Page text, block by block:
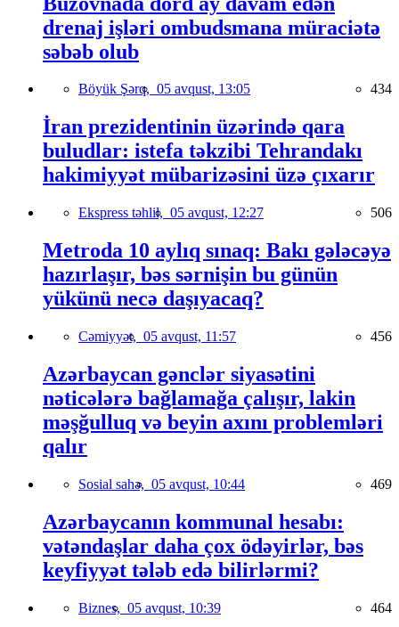
drenaj işləri ombudsmana müraciətə
səbəb olub
Böyük Şərq, 05 avqust, 13:05 434
İran prezidentinin üzərində qara
buludlar: istefa təkzibi Tehrandakı
hakimiyyət mübarizəsini üzə çıxarır
Ekspress təhlil, 05 avqust, 12:27 506
Metroda 10 aylıq sınaq: Bakı gələcəyə
hazırlaşır, bəs sərnişin bu günün
yükünü necə daşıyacaq?
Cəmiyyət, 05 avqust, 11:57 456
Azərbaycan gənclər siyasətini
nəticələrə bağlamağa çalışır, lakin
məşğulluq və beyin axını problemləri
qalır
Sosial sahə, 05 avqust, 10:44 469
Azərbaycanın kommunal hesabı:
vətəndaşlar daha çox ödəyirlər, bəs
keyfiyyət tələb edə bilirlərmi?
Biznes, 05 avqust, 10:39 464